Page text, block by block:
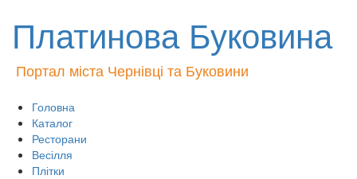
Платинова Буковина
Портал міста Чернівці та Буковини
Головна
Каталог
Ресторани
Весілля
Плітки